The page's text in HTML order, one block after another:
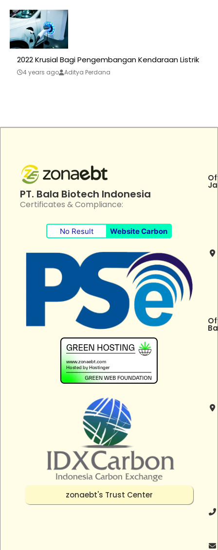
2022 Krusial Bagi Pengembangan Kendaraan Listrik
4 years ago Aditya Perdana
PT. Bala Biotech Indonesia
Certificates & Compliance:
No Result Website Carbon
zonaebt's Trust Center